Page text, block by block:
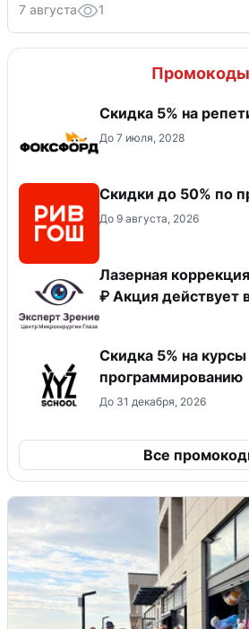
7 августа 1
Промокоды
Скидка 5% на
До 7 июля, 2028
Скидки до 50% по
До 9 августа, 2026
Лазерная
₽ Акция действует
Скидка 5% на
программированию
До 31 декабря, 2026
Все